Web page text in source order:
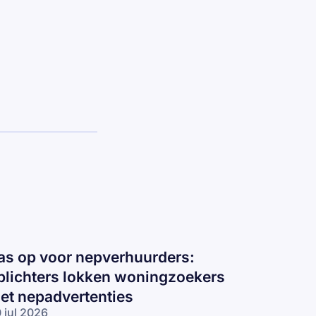
op voor nepverhuurders:
lokken woningzoekers
nepadvertenties
jul 2026